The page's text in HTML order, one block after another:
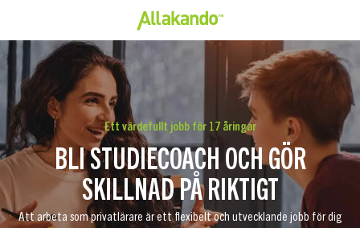
Ett värdefullt jobb för 17 åringar
BLI STUDIECOACH OCH GÖR
SKILLNAD PÅ RIKTIGT
Att arbeta som privatlärare är ett flexibelt och utvecklande jobb för dig